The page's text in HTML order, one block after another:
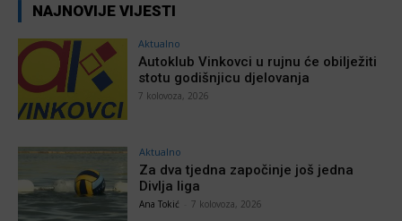
NAJNOVIJE VIJESTI
Aktualno
Autoklub Vinkovci u rujnu će obilježiti
stotu godišnjicu djelovanja
7 kolovoza, 2026
Aktualno
Za dva tjedna započinje još jedna
Divlja liga
Ana Tokić 7 kolovoza, 2026